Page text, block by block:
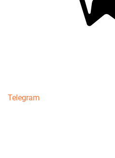
Telegram